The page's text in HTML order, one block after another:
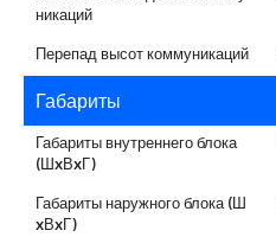
никаций
Перепад высот коммуникаций
Габариты
Габариты внутреннего блока
(ШxВxГ)
Габариты наружного блока (Ш
xВxГ)